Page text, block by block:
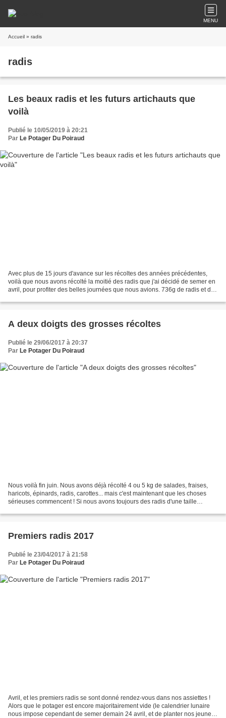
MENU
Accueil » radis
radis
Les beaux radis et les futurs artichauts que
voilà
Publié le 10/05/2019 à 20:21
Par Le Potager Du Poiraud
Avec plus de 15 jours d'avance sur les récoltes des années précédentes,
voilà que nous avons récolté la moitié des radis que j'ai décidé de semer en
avril, pour profiter des belles journées que nous avions. 736g de radis et de
A deux doigts des grosses récoltes
Publié le 29/06/2017 à 20:37
Par Le Potager Du Poiraud
Nous voilà fin juin. Nous avons déjà récolté 4 ou 5 kg de salades, fraises,
haricots, épinards, radis, carottes... mais c'est maintenant que les choses
sérieuses commencent ! Si nous avons toujours des radis d'une taille
Premiers radis 2017
Publié le 23/04/2017 à 21:58
Par Le Potager Du Poiraud
Avril, et les premiers radis se sont donné rendez-vous dans nos assiettes !
Alors que le potager est encore majoritairement vide (le calendrier lunaire
nous impose cependant de semer demain 24 avril, et de planter nos jeunes